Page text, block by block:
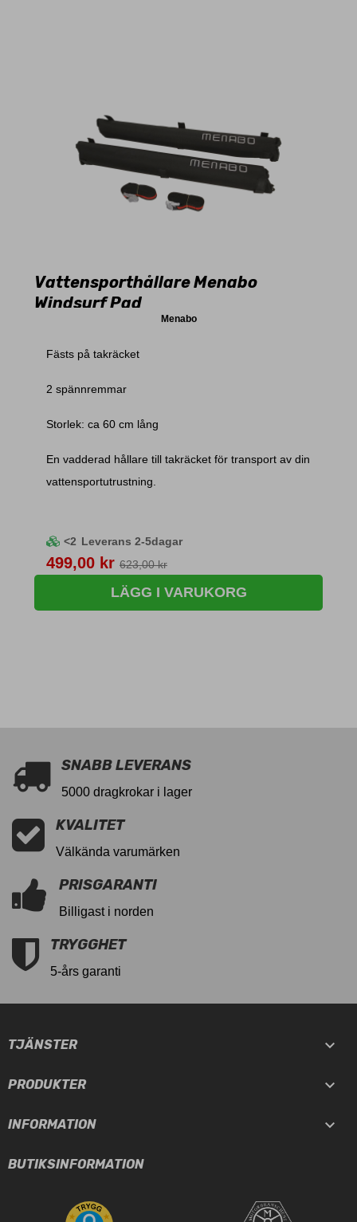
Vattensporthållare Menabo
Windsurf Pad
Menabo
Fästs på takräcket
2 spännremmar
Storlek: ca 60 cm lång
En vadderad hållare till takräcket för transport av din
vattensportutrustning.
<2 Leverans 2-5dagar
Pris
499,00 kr 623,00 kr
LÄGG I VARUKORG
SNABB LEVERANS
5000 dragkrokar i lager
KVALITET
Välkända varumärken
PRISGARANTI
Billigast i norden
TRYGGHET
5-års garanti
TJÄNSTER 
PRODUKTER 
INFORMATION 
BUTIKSINFORMATION